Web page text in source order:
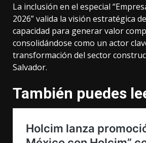
La inclusión en el especial
2026” valida la visión estratégica
capacidad para generar valor
consolidándose como un actor
transformación del sector
Salvador.
También puedes